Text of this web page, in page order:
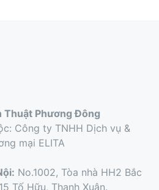
Thuật Phương Đông
Công ty TNHH Dịch vụ &
mại ELITA
No.1002, Tòa nhà HH2 Bắc
Tố Hữu, Thanh Xuân.